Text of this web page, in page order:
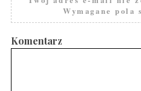
Wymagane pola
Komentarz